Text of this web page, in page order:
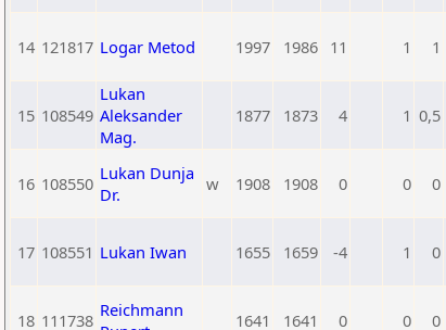
14 121817 Logar Metod 1997 1986 11 1 1
15 108549
Lukan
Aleksander
Mag.
1877 1873 4 1 0,5
16 108550 Lukan Dunja
Dr.
w 1908 1908 0 0 0
17 108551 Lukan Iwan 1655 1659 -4 1 0
18 111738 Reichmann
1641 1641 0 0 0